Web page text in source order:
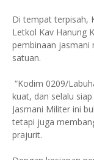
Di tempat terpisah,
Letkol Kav Hanung
pembinaan jasmani
satuan.
“Kodim 0209/
kuat, dan selalu
Jasmani Militer ini
tetapi juga
prajurit.